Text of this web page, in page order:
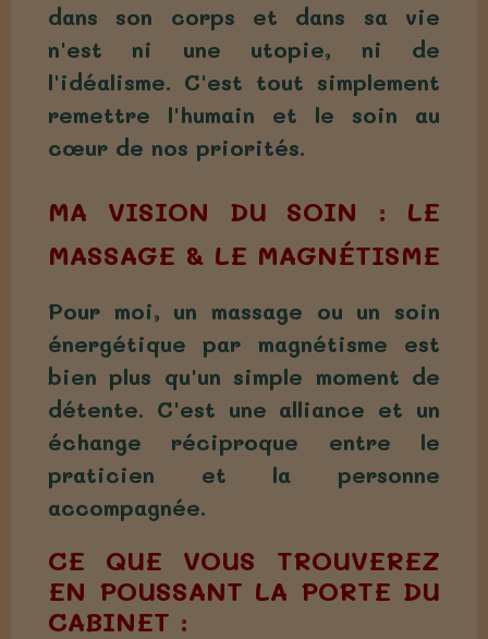
dans son corps et dans sa vie
n'est ni une utopie, ni de
l'idéalisme. C'est tout simplement
remettre l'humain et le soin au
cœur de nos priorités.
MA VISION DU SOIN : LE
MASSAGE & LE MAGNÉTISME
Pour moi, un massage ou un soin
énergétique par magnétisme est
bien plus qu'un simple moment de
détente. C'est une alliance et un
échange réciproque entre le
praticien et la personne
accompagnée.
CE QUE VOUS TROUVEREZ
EN POUSSANT LA PORTE DU
CABINET :